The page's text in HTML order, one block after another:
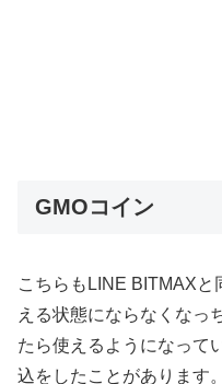
GMOコイン
こちらもLINE BITMAX
える状態にならなくなっ
たら使えるようになって
込をしたことがあります